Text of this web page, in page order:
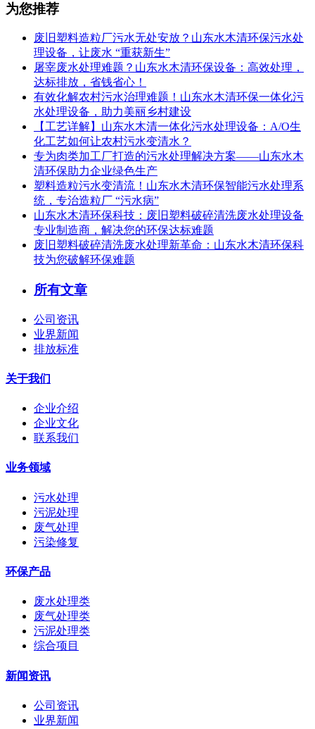
为您推荐
废旧塑料造粒厂污水无处安放？山东水木清环保污水处
理设备，让废水 “重获新生”
屠宰废水处理难题？山东水木清环保设备：高效处理，
达标排放，省钱省心！
有效化解农村污水治理难题！山东水木清环保一体化污
水处理设备，助力美丽乡村建设
【工艺详解】山东水木清一体化污水处理设备：A/O生
化工艺如何让农村污水变清水？
专为肉类加工厂打造的污水处理解决方案——山东水木
清环保助力企业绿色生产
塑料造粒污水变清流！山东水木清环保智能污水处理系
统，专治造粒厂 “污水病”
山东水木清环保科技：废旧塑料破碎清洗废水处理设备
专业制造商，解决您的环保达标难题
废旧塑料破碎清洗废水处理新革命：山东水木清环保科
技为您破解环保难题
所有文章
公司资讯
业界新闻
排放标准
关于我们
企业介绍
企业文化
联系我们
业务领域
污水处理
污泥处理
废气处理
污染修复
环保产品
废水处理类
废气处理类
污泥处理类
综合项目
新闻资讯
公司资讯
业界新闻